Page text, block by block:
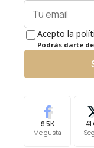
Acepto la
Podrás darte
9.5K
Me gusta